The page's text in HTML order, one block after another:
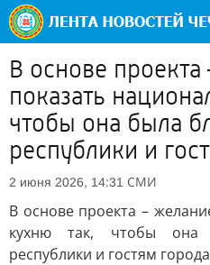
В основе
показать
чтобы она была
республики и
2 июня 2026, 14:31 СМИ
В основе проекта –
кухню так, чтобы она
республики и гостям